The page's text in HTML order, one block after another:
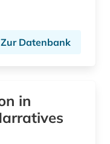
Zur Datenbank
in